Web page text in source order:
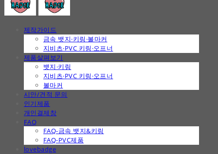
제작가이드
금속 뱃지·키링·볼마커
지비츠·PVC 키링·오프너
제품살펴보기
뱃지·키링
지비츠·PVC 키링·오프너
볼마커
시안/견적 문의
인기제품
개인결제창
FAQ
FAQ-금속 뱃지&키링
FAQ-PVC제품
lovebadge